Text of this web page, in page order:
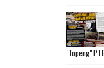
"Topeng"